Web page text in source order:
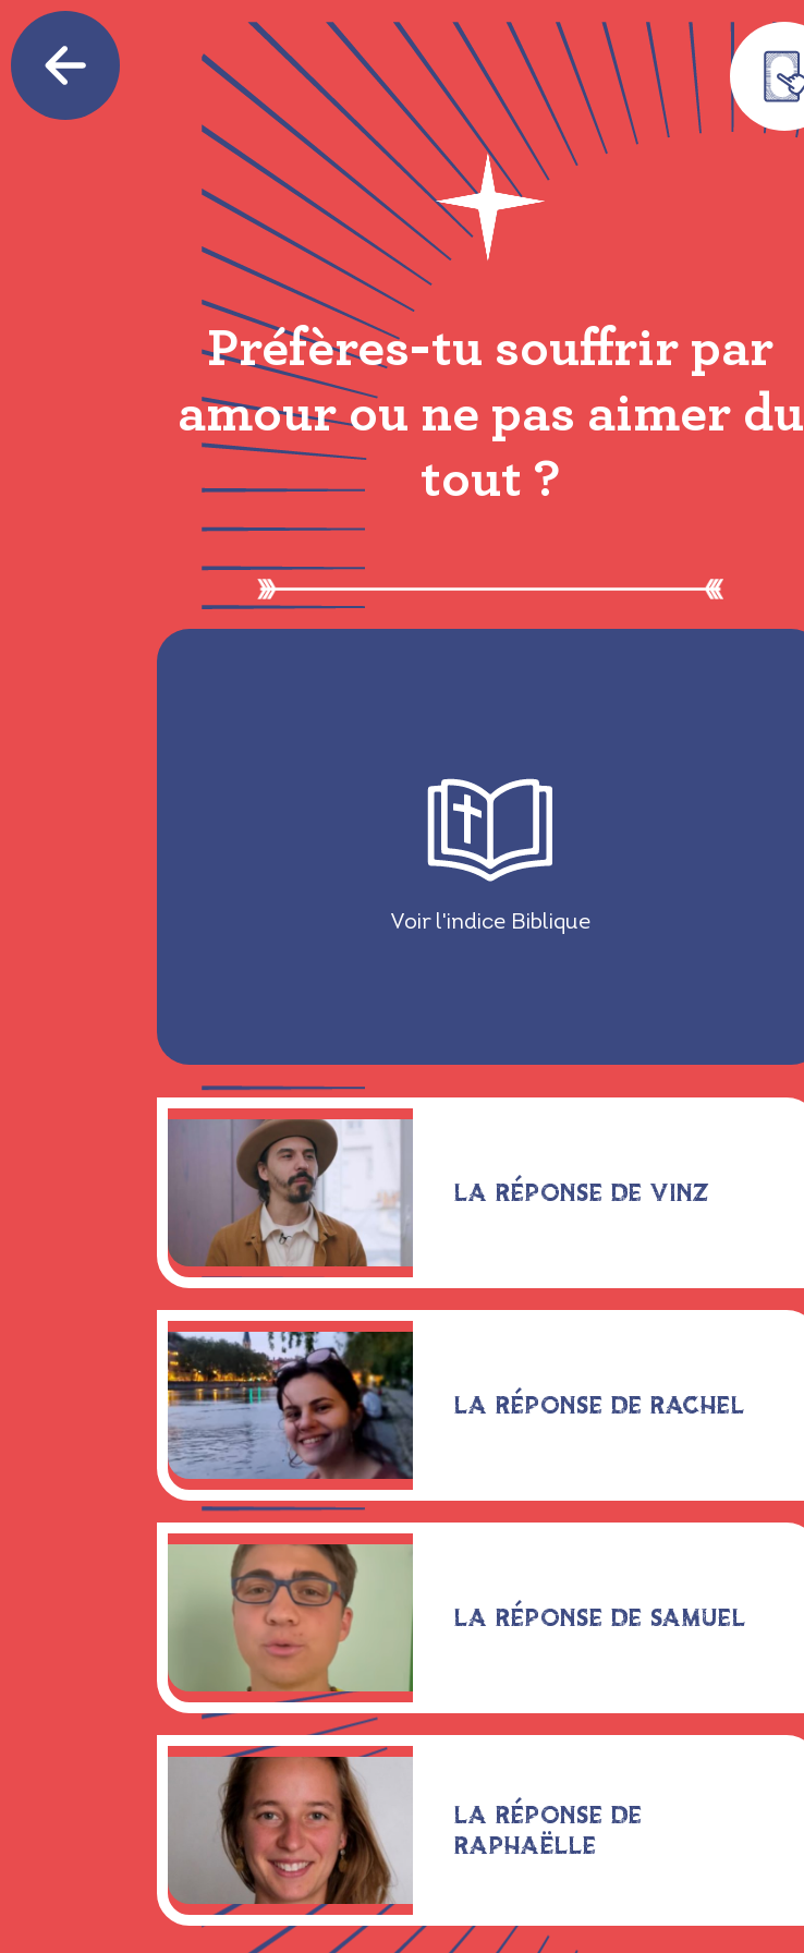
Préfères-tu souffrir par
amour ou ne pas aimer du
tout ?
Voir l'indice Biblique
« Alors Jésus se mit à pleurer. Les Juifs disaient : “Voyez
comme il l’aimait !” »
Jean 11, 35-36
LA RÉPONSE DE VINZ
LA RÉPONSE DE RACHEL
LA RÉPONSE DE SAMUEL
LA RÉPONSE DE
RAPHAËLLE